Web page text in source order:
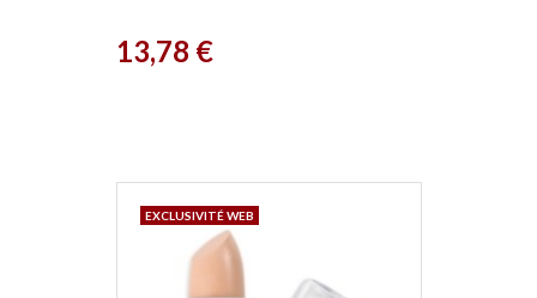
Caramel
Prix
13,78 €
EXCLUSIVITÉ WEB